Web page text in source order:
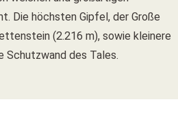
Die höchsten Gipfel, der Große
(2.216 m), sowie kleinere
Schutzwand des Tales.